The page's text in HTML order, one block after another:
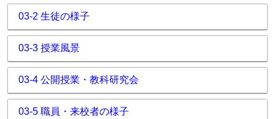
03-2 生徒の様子
03-3 授業風景
03-4 公開授業・教科研究会
03-5 職員・来校者の様子